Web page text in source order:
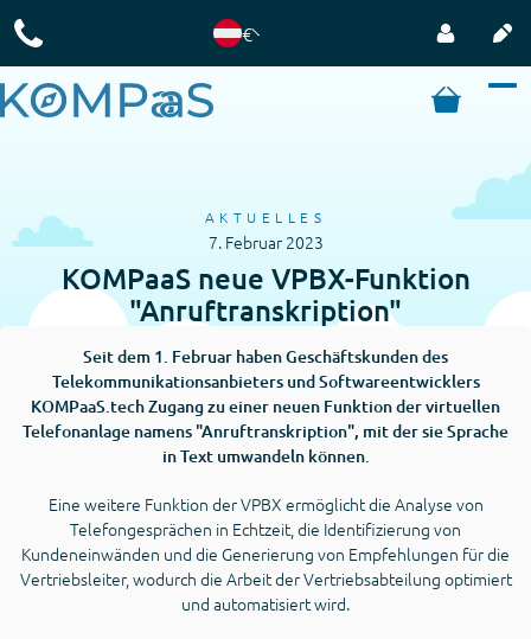
€
AKTUELLES
7. Februar 2023
KOMPaaS neue VPBX-Funktion
"Anruftranskription"
Seit dem 1. Februar haben Geschäftskunden des
Telekommunikationsanbieters und Softwareentwicklers
KOMPaaS.tech Zugang zu einer neuen Funktion der virtuellen
Telefonanlage namens "Anruftranskription", mit der sie Sprache
in Text umwandeln können.
Eine weitere Funktion der VPBX ermöglicht die Analyse von
Telefongesprächen in Echtzeit, die Identifizierung von
Kundeneinwänden und die Generierung von Empfehlungen für die
Vertriebsleiter, wodurch die Arbeit der Vertriebsabteilung optimiert
und automatisiert wird.